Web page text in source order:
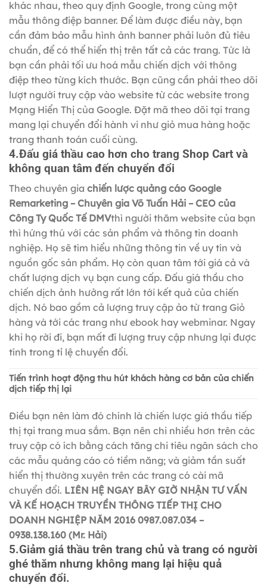
khác nhau, theo quy định Google, trong cùng một
mẫu thông điệp banner. Để làm được điều này, bạn
cần đảm bảo mẫu hình ảnh banner phải luôn đủ tiêu
chuẩn, để có thể hiển thị trên tất cả các trang. Tức là
bạn cần phải tối ưu hoá mẫu chiến dịch với thông
điệp theo từng kích thước. Bạn cũng cần phải theo dõi
lượt người truy cập vào website từ các website trong
Mạng Hiển Thị của Google. Đặt mã theo dõi tại trang
mang lại chuyển đổi hành vi như giỏ mua hàng hoặc
trang thanh toán cuối cùng.
4.Đấu giá thầu cao hơn cho trang Shop Cart và
không quan tâm đến chuyển đổi
Theo chuyên gia chiến lược quảng cáo Google
Remarketing – Chuyên gia Võ Tuấn Hải – CEO của
Công Ty Quốc Tế DMVthì người thăm website của bạn
thì hứng thú với các sản phẩm và thông tin doanh
nghiệp. Họ sẽ tìm hiểu những thông tin về uy tín và
nguồn gốc sản phẩm. Họ còn quan tâm tới giá cả và
chất lượng dịch vụ bạn cung cấp. Đấu giá thầu cho
chiến dịch ảnh hưởng rất lớn tới kết quả của chiến
dịch. Nó bao gồm cả lượng truy cập ảo từ trang Giỏ
hàng và tới các trang như ebook hay webminar. Ngay
khi họ rời đi, bạn mất đi lượng truy cập nhưng lại được
tính trong tỉ lệ chuyển đổi.
Tiến trình hoạt động thu hút khách hàng cơ bản của chiến
dịch tiếp thị lại
Điều bạn nên làm đó chính là chiến lược giá thầu tiếp
thị tại trang mua sắm. Bạn nên chi nhiều hơn trên các
truy cập có ích bằng cách tăng chi tiêu ngân sách cho
các mẫu quảng cáo có tiềm năng; và giảm tần suất
hiển thị thường xuyên trên các trang có cài mã
chuyển đổi. LIÊN HỆ NGAY BÂY GIỜ NHẬN TƯ VẤN
VÀ KẾ HOẠCH TRUYỀN THÔNG TIẾP THỊ CHO
DOANH NGHIỆP NĂM 2016 0987.087.034 –
0938.138.160 (Mr. Hải)
5.Giảm giá thầu trên trang chủ và trang có người
ghé thăm nhưng không mang lại hiệu quả
chuyển đổi.